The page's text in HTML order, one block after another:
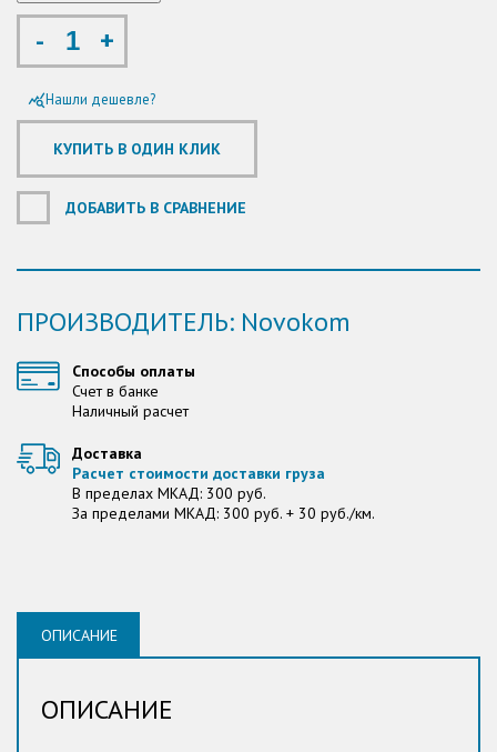
- +
query_statsНашли дешевле?
ДОБАВИТЬ В СРАВНЕНИЕ
ПРОИЗВОДИТЕЛЬ: Novokom
Способы оплаты
Счет в банке
Наличный расчет
Доставка
Расчет стоимости доставки груза
В пределах МКАД: 300 руб.
За пределами МКАД: 300 руб. + 30 руб./км.
ОПИСАНИЕ
ОПИСАНИЕ